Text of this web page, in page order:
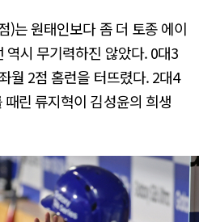
)는 원태인보다 좀 더 토종 에이
역시 무기력하진 않았다. 0대3
월 2점 홈런을 터뜨렸다. 2대4
린 류지혁이 김성윤의 희생